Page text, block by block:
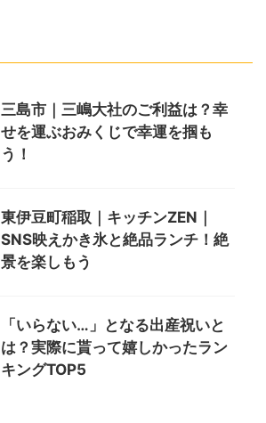
三島市｜三嶋大社のご利益は？幸
せを運ぶおみくじで幸運を掴も
う！
東伊豆町稲取｜キッチンZEN｜
SNS映えかき氷と絶品ランチ！絶
景を楽しもう
「いらない…」となる出産祝いと
は？実際に貰って嬉しかったラン
キングTOP5